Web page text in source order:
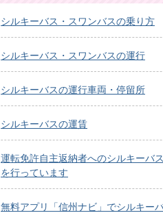
シルキーバス・スワンバスの乗り方
シルキーバス・スワンバスの運行
シルキーバスの運行車両・停留所
シルキーバスの運賃
運転免許自主返納者へのシルキーバ
を行っています
無料アプリ「信州ナビ」でシルキー